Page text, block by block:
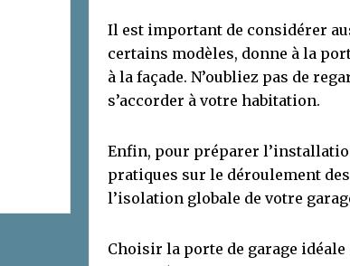
Il est important de considérer
certains modèles, donne à la
à la façade. N’oubliez pas de
s’accorder à votre habitation.
Enfin, pour préparer
pratiques sur le déroulement
l’isolation globale de votre
Choisir la porte de garage